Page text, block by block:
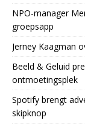
NPO-manager
groepsapp
Jerney Kaagman
Beeld & Geluid
ontmoetingsplek
Spotify brengt
skipknop